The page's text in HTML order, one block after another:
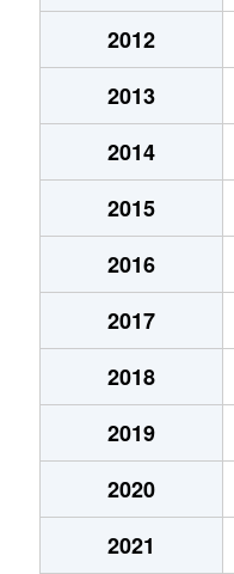
北白川西瀬ノ内町
北白川西瀬ノ内町
北白川西蔦町
北白川西町
北白川東伊織町
北門前町
鹿ケ谷上宮ノ前町
鹿ケ谷桜谷町
鹿ケ谷寺ノ前町
2012
2013
2014
2015
2016
2017
2018
2019
2020
2021